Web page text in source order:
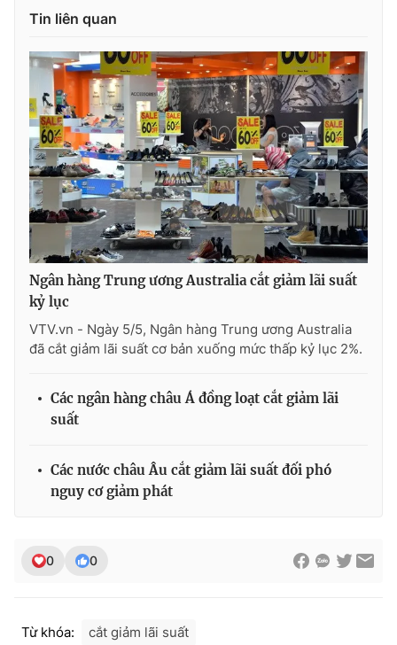
Chất lượng cuộc sống
Tuyển sinh
Công nghệ
Hitech Công nghệ tương lai
Sản phẩm
Thị trường
Tư vấn
Giao lưu trực tuyến
Lịch phát sóng
Chuyên mục khác
Emagazine Podcast
Photo Infographic
Video Shorts video
Thị trường 24h Tấm lòng Việt
Liên hệ tòa soạn
Tin liên quan
Ngân hàng Trung ương Australia cắt giảm lãi suất
kỷ lục
VTV.vn - Ngày 5/5, Ngân hàng Trung ương Australia
đã cắt giảm lãi suất cơ bản xuống mức thấp kỷ lục 2%.
Các ngân hàng châu Á đồng loạt cắt giảm lãi
suất
Các nước châu Âu cắt giảm lãi suất đối phó
nguy cơ giảm phát
0 0
Từ khóa: cắt giảm lãi suất